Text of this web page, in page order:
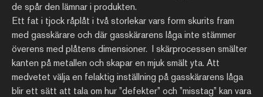
de spår den lämnar i produkten.
Ett fat i tjock råplåt i två storlekar vars form skurits fram
med gasskärare och där gasskärarens låga inte stämmer
överens med plåtens dimensioner. I skärprocessen smälter
kanten på metallen och skapar en mjuk smält yta. Att
medvetet välja en felaktig inställning på gasskärarens låga
blir ett sätt att tala om hur ”defekter” och ”misstag” kan vara